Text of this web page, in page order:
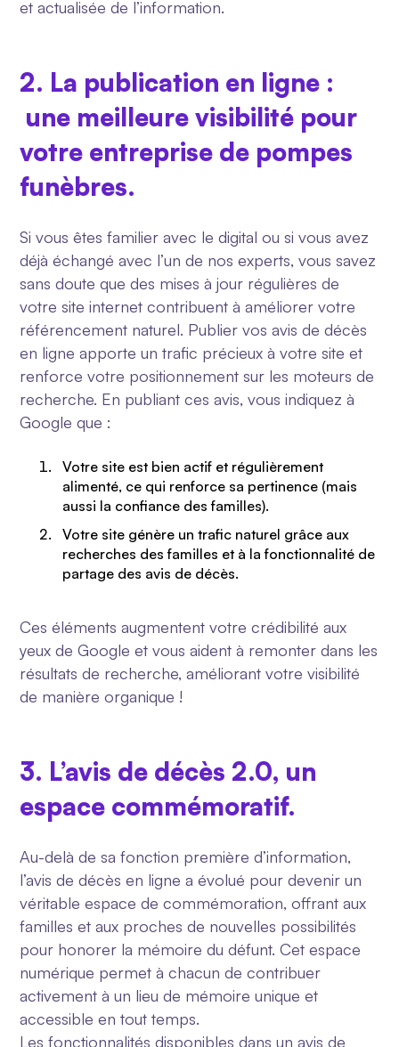
et actualisée de l’information.
2. La publication en ligne :
une meilleure visibilité pour
votre entreprise de pompes
funèbres.
Si vous êtes familier avec le digital ou si vous avez
déjà échangé avec l’un de nos experts, vous savez
sans doute que des mises à jour régulières de
votre site internet contribuent à améliorer votre
référencement naturel. Publier vos avis de décès
en ligne apporte un trafic précieux à votre site et
renforce votre positionnement sur les moteurs de
recherche. En publiant ces avis, vous indiquez à
Google que :
Votre site est bien actif et régulièrement
alimenté, ce qui renforce sa pertinence (mais
aussi la confiance des familles).
Votre site génère un trafic naturel grâce aux
recherches des familles et à la fonctionnalité de
partage des avis de décès.
Ces éléments augmentent votre crédibilité aux
yeux de Google et vous aident à remonter dans les
résultats de recherche, améliorant votre visibilité
de manière organique !
3. L’avis de décès 2.0, un
espace commémoratif.
Au-delà de sa fonction première d’information,
l’avis de décès en ligne a évolué pour devenir un
véritable espace de commémoration, offrant aux
familles et aux proches de nouvelles possibilités
pour honorer la mémoire du défunt. Cet espace
numérique permet à chacun de contribuer
activement à un lieu de mémoire unique et
accessible en tout temps.
Les fonctionnalités disponibles dans un avis de